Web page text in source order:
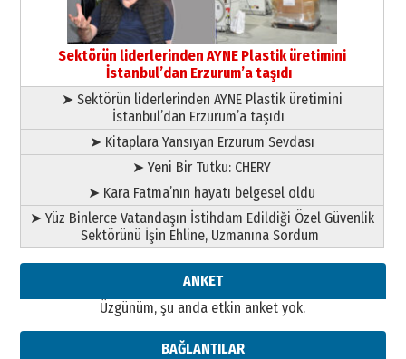
17 Şubat 2026 Salı Orhan BOZKURT
Bir fotoğraf, bir şehir, bir
gazeteci… Dizginler kimin
elinde?
A. Berhan Yılmaz
BİR BÖLÜM DEĞİL, BİR ÖMÜR
SEÇİYORSUNUZ… “NEDEN
ATATÜRK ÜNİVERSİTESİ?”
28 Temmuz 2026 Salı
Ahmet Gökhan YAZICI
Ahmed Yesevi’den bir Alperen…
”Reisimiz” idi… Hakka yürüdü.!
26 Mart 2026 Perşembe
gönül adamı Faruk Terzioğlu!
Sektörün liderlerinden AYNE Plastik üretimini
İstanbul’dan Erzurum’a taşıdı
➤ Sektörün liderlerinden AYNE Plastik üretimini
İstanbul’dan Erzurum’a taşıdı
➤ Kitaplara Yansıyan Erzurum Sevdası
➤ Yeni Bir Tutku: CHERY
➤ Kara Fatma’nın hayatı belgesel oldu
➤ Yüz Binlerce Vatandaşın İstihdam Edildiği Özel Güvenlik
Sektörünü İşin Ehline, Uzmanına Sordum
ANKET
Üzgünüm, şu anda etkin anket yok.
BAĞLANTILAR